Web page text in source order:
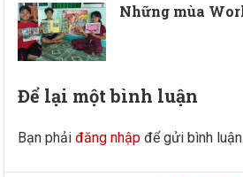
Những mùa
Để lại một bình luận
Bạn phảiđăng nhập để gửi bình luận.